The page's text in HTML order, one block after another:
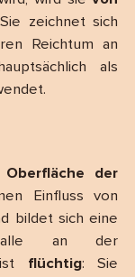
zeichnet sich
Reichtum an
als
der
Einfluss von
bildet sich eine
an der
ist flüchtig: Sie